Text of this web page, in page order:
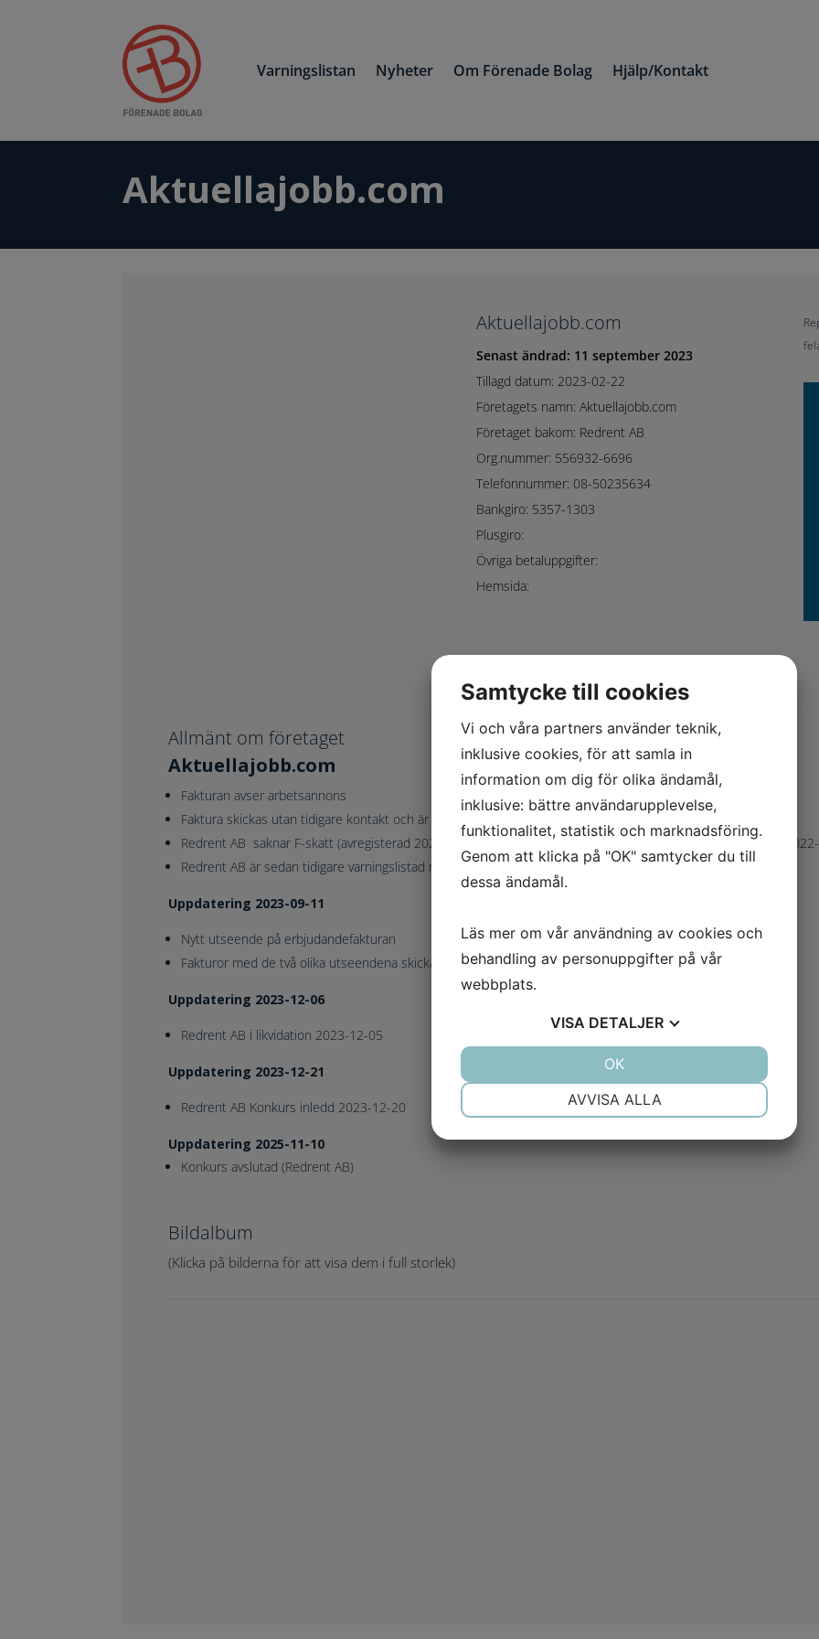
Varningslistan Nyheter Om Förenade Bolag Hjälp/Kontakt
Aktuellajobb.com
Aktuellajobb.com
Senast ändrad: 11 september 2023
Tillagd datum: 2023-02-22
Företagets namn: Aktuellajobb.com
Företaget bakom: Redrent AB
Org.nummer: 556932-6696
Telefonnummer: 08-50235634
Bankgiro: 5357-1303
Plusgiro:
Övriga betaluppgifter:
Hemsida:
Allmänt om företaget
Aktuellajobb.com
Fakturan avser arbetsannons
Faktura skickas utan tidigare kontakt och är en så kallad erbjudandefaktura
Redrent AB saknar F-skatt (avregisterad 2020-08-06) och avregisterades för moms och som arbetsgivare
Redrent AB är sedan tidigare varningslistad med produkterna Aktuellajobb.nu och Jobbaktuellt.com
Uppdatering 2023-09-11
Nytt utseende på erbjudandefakturan
Fakturor med de två olika utseendena skickas ut parallellt
Uppdatering 2023-12-06
Redrent AB i likvidation 2023-12-05
Uppdatering 2023-12-21
Redrent AB Konkurs inledd 2023-12-20
Uppdatering 2025-11-10
Konkurs avslutad (Redrent AB)
Bildalbum
(Klicka på bilderna för att visa dem i full storlek)
Samtycke till cookies
Vi och våra partners använder teknik,
inklusive cookies, för att samla in
information om dig för olika ändamål,
inklusive: bättre användarupplevelse,
funktionalitet, statistik och marknadsföring.
Genom att klicka på "OK" samtycker du till
dessa ändamål.
Läs mer om vår användning av cookies och
behandling av personuppgifter på vår
webbplats.
VISA DETALJER
AVVISA ALLA
OK